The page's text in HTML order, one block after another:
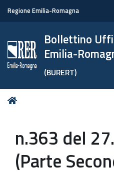
Regione Emilia-Romagna
Bollettino
Emilia-
(BURERT)
Tu
n.363 del
(Parte